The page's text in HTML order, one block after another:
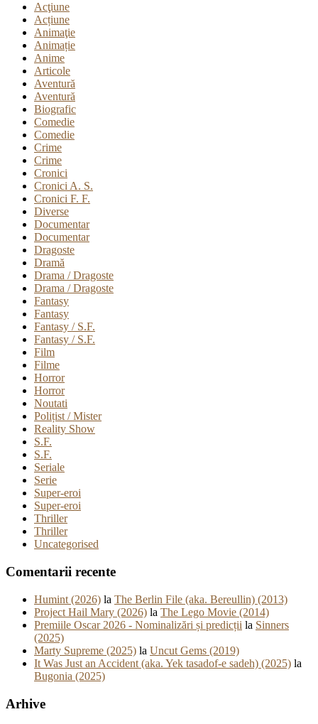
Acţiune
Acțiune
Animaţie
Animație
Anime
Articole
Aventură
Aventură
Biografic
Comedie
Comedie
Crime
Crime
Cronici
Cronici A. S.
Cronici F. F.
Diverse
Documentar
Documentar
Dragoste
Dramă
Drama / Dragoste
Drama / Dragoste
Fantasy
Fantasy
Fantasy / S.F.
Fantasy / S.F.
Film
Filme
Horror
Horror
Noutati
Polițist / Mister
Reality Show
S.F.
S.F.
Seriale
Serie
Super-eroi
Super-eroi
Thriller
Thriller
Uncategorised
Comentarii recente
Humint (2026) la The Berlin File (aka. Bereullin) (2013)
Project Hail Mary (2026) la The Lego Movie (2014)
Premiile Oscar 2026 - Nominalizări și predicții la Sinners
(2025)
Marty Supreme (2025) la Uncut Gems (2019)
It Was Just an Accident (aka. Yek tasadof-e sadeh) (2025) la
Bugonia (2025)
Arhive